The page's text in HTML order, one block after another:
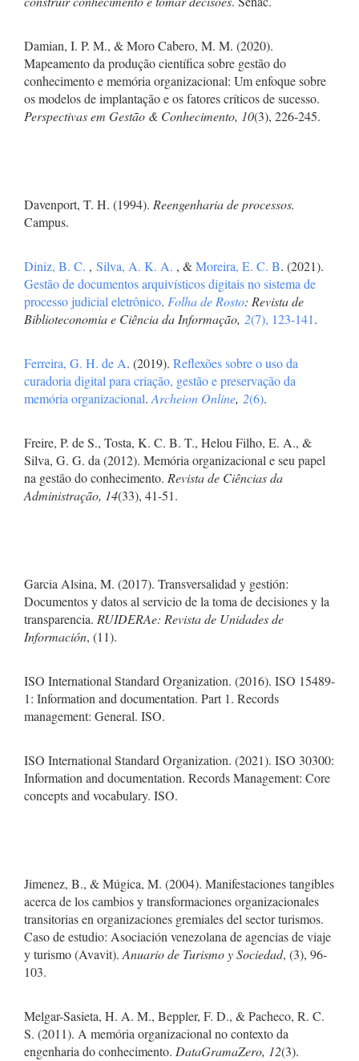
Damian, I. P. M., & Moro Cabero, M. M. (2020).
Mapeamento da produção científica sobre gestão do
conhecimento e memória organizacional: Um enfoque sobre
os modelos de implantação e os fatores críticos de sucesso.
Perspectivas em Gestão & Conhecimento, 10(3), 226-245.
Davenport, T. H. (1994). Reengenharia de processos.
Campus.
Diniz, B. C. , Silva, A. K. A. , &Moreira, E. C. B. (2021).
Gestão de documentos arquivísticos digitais no sistema de
processo judicial eletrônico. Folha de Rosto: Revista de
Biblioteconomia e Ciência da Informação, 2(7), 123-141.
Ferreira, G. H. de A. (2019). Reflexões sobre o uso da
curadoria digital para criação, gestão e preservação da
memória organizacional.Archeion Online, 2(6).
Freire, P. de S., Tosta, K. C. B. T., Helou Filho, E. A., &
Silva, G. G. da (2012). Memória organizacional e seu papel
na gestão do conhecimento. Revista de Ciências da
Administração, 14(33), 41-51.
Garcia Alsina, M. (2017). Transversalidad y gestión:
Documentos y datos al servicio de la toma de decisiones y la
transparencia. RUIDERAe: Revista de Unidades de
Información, (11).
ISO International Standard Organization. (2016). ISO 15489-
1: Information and documentation. Part 1. Records
management: General. ISO.
ISO International Standard Organization. (2021). ISO 30300:
Information and documentation. Records Management: Core
concepts and vocabulary. ISO.
Jimenez, B., & Múgica, M. (2004). Manifestaciones tangibles
acerca de los cambios y transformaciones organizacionales
transitorias en organizaciones gremiales del sector turismos.
Caso de estudio: Asociación venezolana de agencias de viaje
y turismo (Avavit).Anuario de Turismo y Sociedad, (3), 96-
103.
Melgar-Sasieta, H. A. M., Beppler, F. D., & Pacheco, R. C.
S. (2011). A memória organizacional no contexto da
engenharia do conhecimento. DataGramaZero, 12(3).